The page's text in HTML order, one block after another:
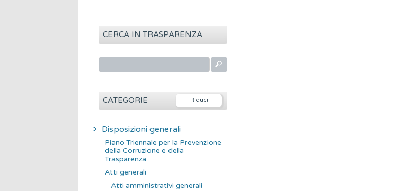
CERCA IN TRASPARENZA
r
CATEGORIE
Disposizioni generali
Piano Triennale per la Prevenzione
della Corruzione e della
Trasparenza
Atti generali
Atti amministrativi generali